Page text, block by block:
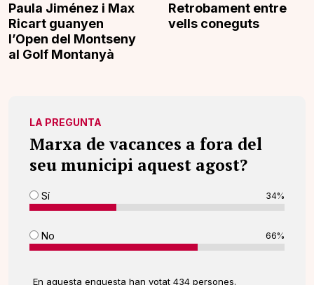
Paula Jiménez i Max
Ricart guanyen
l’Open del Montseny
al Golf Montanyà
Retrobament entre
vells coneguts
LA PREGUNTA
Marxa de vacances a fora del
seu municipi aquest agost?
Sí 34%
No 66%
En aquesta enquesta han votat 434 persones.